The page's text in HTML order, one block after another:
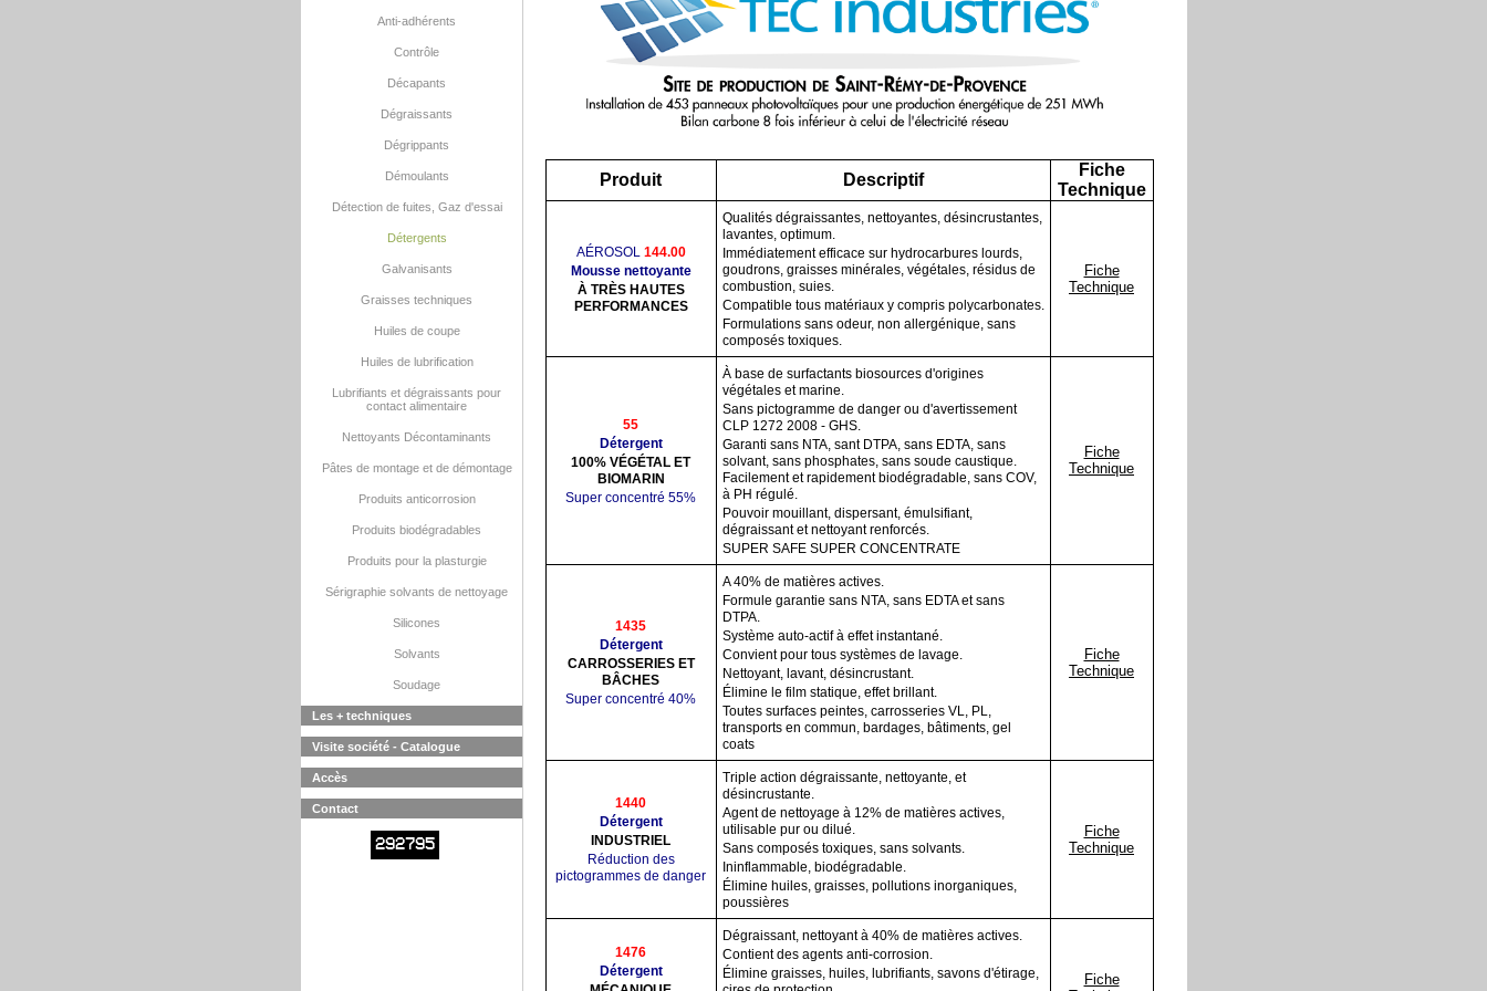
Anti-adhérents
Contrôle
Décapants
Dégraissants
Dégrippants
Démoulants
Détection de fuites, Gaz d'essai
Détergents
Galvanisants
Graisses techniques
Huiles de coupe
Huiles de lubrification
Lubrifiants et dégraissants pour
contact alimentaire
Nettoyants Décontaminants
Pâtes de montage et de démontage
Produits anticorrosion
Produits biodégradables
Produits pour la plasturgie
Sérigraphie solvants de nettoyage
Silicones
Solvants
Soudage
Les + techniques
Visite société - Catalogue
Accès
Contact
292795
Produit Descriptif
Fiche
Technique
AÉROSOL 144.00
Mousse nettoyante
À TRÈS HAUTES
PERFORMANCES
Qualités dégraissantes, nettoyantes, désincrustantes,
lavantes, optimum.
Immédiatement efficace sur hydrocarbures lourds,
goudrons, graisses minérales, végétales, résidus de
combustion, suies.
Compatible tous matériaux y compris polycarbonates.
Formulations sans odeur, non allergénique, sans
composés toxiques.
Fiche
Technique
55
Détergent
100% VÉGÉTAL ET
BIOMARIN
Super concentré 55%
À base de surfactants biosources d'origines
végétales et marine.
Sans pictogramme de danger ou d'avertissement
CLP 1272 2008 - GHS.
Garanti sans NTA, sant DTPA, sans EDTA, sans
solvant, sans phosphates, sans soude caustique.
Facilement et rapidement biodégradable, sans COV,
à PH régulé.
Pouvoir mouillant, dispersant, émulsifiant,
dégraissant et nettoyant renforcés.
SUPER SAFE SUPER CONCENTRATE
Fiche
Technique
1435
Détergent
CARROSSERIES ET
BÂCHES
Super concentré 40%
A 40% de matières actives.
Formule garantie sans NTA, sans EDTA et sans
DTPA.
Système auto-actif à effet instantané.
Convient pour tous systèmes de lavage.
Nettoyant, lavant, désincrustant.
Élimine le film statique, effet brillant.
Toutes surfaces peintes, carrosseries VL, PL,
transports en commun, bardages, bâtiments, gel
coats
Fiche
Technique
1440
Détergent
INDUSTRIEL
Réduction des
pictogrammes de danger
Triple action dégraissante, nettoyante, et
désincrustante.
Agent de nettoyage à 12% de matières actives,
utilisable pur ou dilué.
Sans composés toxiques, sans solvants.
Ininflammable, biodégradable.
Élimine huiles, graisses, pollutions inorganiques,
poussières
Fiche
Technique
1476
Détergent
Dégraissant, nettoyant à 40% de matières actives.
Contient des agents anti-corrosion.
Élimine graisses, huiles, lubrifiants, savons d'étirage,
Fiche